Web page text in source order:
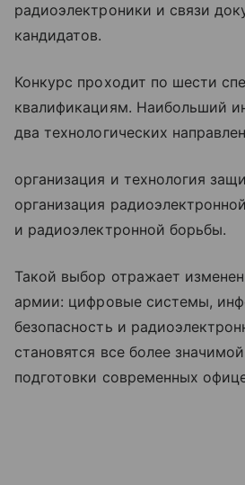
радиоэлектроники и связи
кандидатов.
Конкурс проходит по шести
квалификациям. Наибольший
два технологических
организация и технология
организация
и радиоэлектронной борьбы.
Такой выбор отражает
армии: цифровые системы,
безопасность и
становятся все более
подготовки современных